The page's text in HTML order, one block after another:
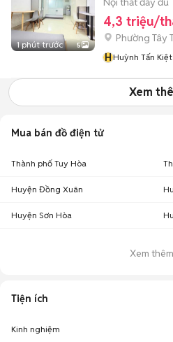
1 phút trước 5
4,3 triệu/
Phường Tây
HHuỳnh Tấn Kiệt
Xem
Mua bán đồ điện tử
Thành phố Tuy Hòa
Huyện Đồng Xuân
Huyện Sơn Hòa
Xem thêm
Tiện ích
Kinh nghiệm